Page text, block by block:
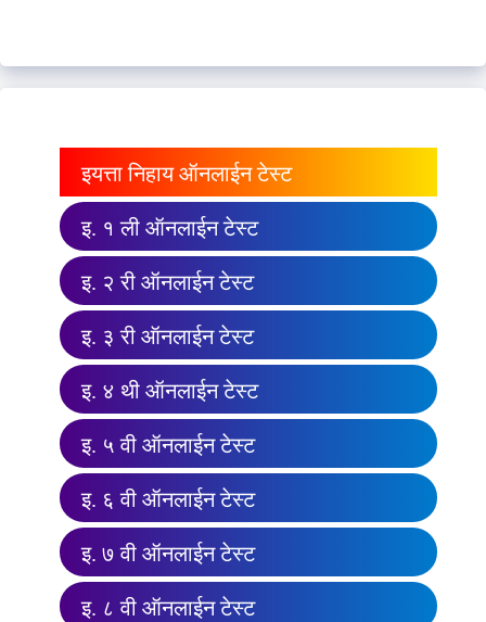
इयत्ता निहाय ऑनलाईन टेस्ट
इ. १ ली ऑनलाईन टेस्ट
इ. २ री ऑनलाईन टेस्ट
इ. ३ री ऑनलाईन टेस्ट
इ. ४ थी ऑनलाईन टेस्ट
इ. ५ वी ऑनलाईन टेस्ट
इ. ६ वी ऑनलाईन टेस्ट
इ. ७ वी ऑनलाईन टेस्ट
इ. ८ वी ऑनलाईन टेस्ट